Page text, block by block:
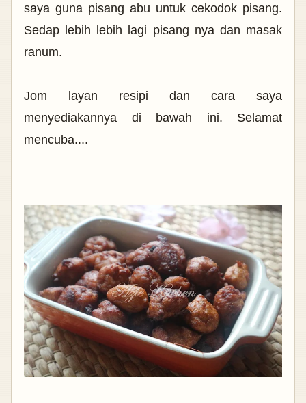
saya guna pisang abu untuk cekodok pisang.
Sedap lebih lebih lagi pisang nya dan masak
ranum.
Jom layan resipi dan cara saya
menyediakannya di bawah ini. Selamat
mencuba....